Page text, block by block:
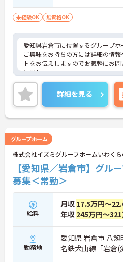
未経験OK 無資格OK
愛知県岩倉市に位置するグループホ
ご興味をお持ちの方には詳細の情
トをお伝えしますのでお気軽にお問
いませ。
詳細を見る
グループホーム
株式会社イズミグループホームいわく
【愛知県／岩倉市】グル
募集＜常勤＞
給料
月収 17.5万円～
年収 245万円～
勤務地
愛知県 岩倉市 八
名鉄犬山線「岩倉(